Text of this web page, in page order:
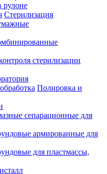
рулоне
Стерилизация
стерилизации
Полировка и
сепарационные для
армированные для
для пластмассы,